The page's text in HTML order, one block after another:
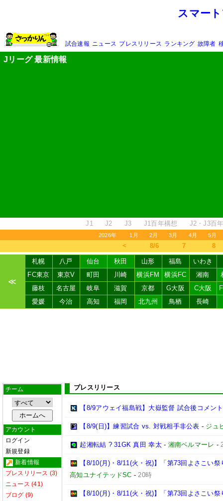
スマー
試合速報 ニュース プレスリリース ランキング 故障者
Jリーグ 最新情報
J1 J2 J3 J1百年構想 J2・J3百
2026年 1月 2月 3月 4月 5月
＜ 8/6 7 8
≪
札幌 八戸 仙台 秋田 山形 福島
いわき
FC東京
東京V 町田 川崎 横浜FM 横浜FC 湘南
藤枝
名古屋 岐阜 滋賀 京都 G大阪 C大阪
愛媛
今治 高知 福岡 北九州 鳥栖 長崎
チーム
アカウント
ログイン
新規登録
新着情報
プレスリリース (3)
ニュース (41)
ブログ (9)
プレスリリース
【8/9アウェイ福島戦】大嶽監督 試合後コメント
【8/9(日)】練習試合 vs. 対戦相手非公表 - ジュ
起湘転結 ? 31GK 真田 幸太- 湘南ベルマーレ -
【8/10(月)・8/11(火・祝)】「第73回よさこい
高知ユナイテッドSC -20時
【8/10(月)・8/11(火・祝)】「第73回よさこい